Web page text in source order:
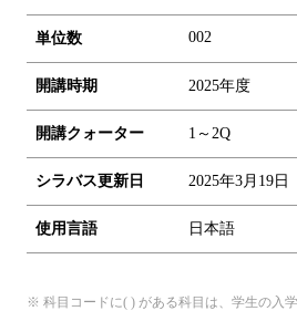
単位数 002
開講時期 2025年度
開講クォーター 1～2Q
シラバス更新日 2025年3月19日
使用言語 日本語
※ 科目コードに( ) がある科目は、学生の入